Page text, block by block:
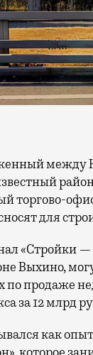
торгово-
для
«Стройки —
Выхино,
по продаже
за 12 млрд
как